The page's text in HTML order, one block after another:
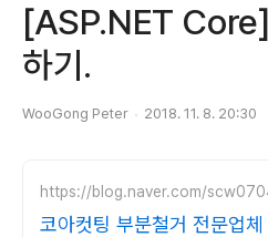
[ASP.NET
하기.
WooGong Peter 2018. 11. 8. 20:30
https://blog.naver.com/
코아컷팅 부분철거 전문업체